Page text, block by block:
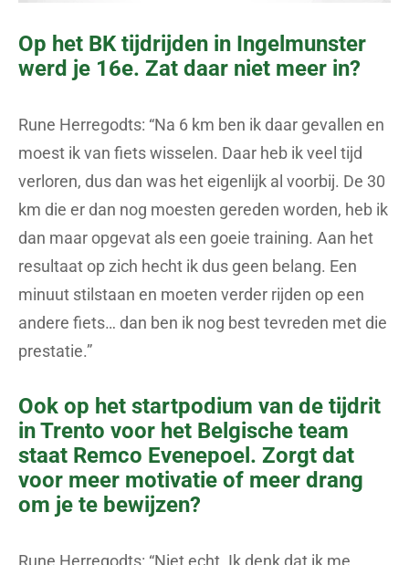
Op het BK tijdrijden in Ingelmunster
werd je 16e. Zat daar niet meer in?
Rune Herregodts: “Na 6 km ben ik daar gevallen en
moest ik van fiets wisselen. Daar heb ik veel tijd
verloren, dus dan was het eigenlijk al voorbij. De 30
km die er dan nog moesten gereden worden, heb ik
dan maar opgevat als een goeie training. Aan het
resultaat op zich hecht ik dus geen belang. Een
minuut stilstaan en moeten verder rijden op een
andere fiets… dan ben ik nog best tevreden met die
prestatie.”
Ook op het startpodium van de tijdrit
in Trento voor het Belgische team
staat Remco Evenepoel. Zorgt dat
voor meer motivatie of meer drang
om je te bewijzen?
Rune Herregodts: “Niet echt. Ik denk dat ik me